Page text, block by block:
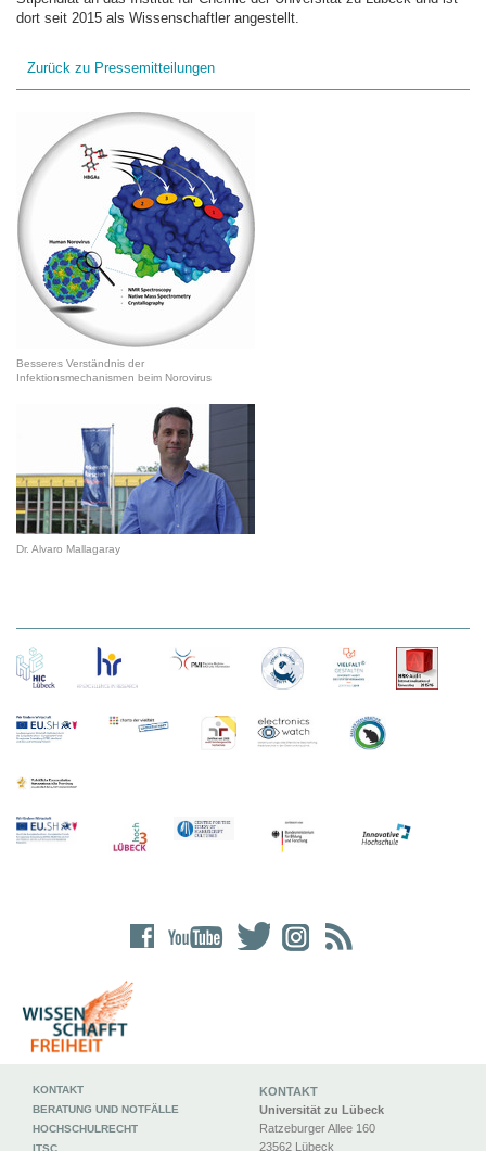
dort seit 2015 als Wissenschaftler angestellt.
Zurück zu Pressemitteilungen
Besseres Verständnis der
Infektionsmechanismen beim Norovirus
Dr. Alvaro Mallagaray
KONTAKT
Universität zu Lübeck
Ratzeburger Allee 160
23562 Lübeck
KONTAKT
BERATUNG UND NOTFÄLLE
HOCHSCHULRECHT
ITSC